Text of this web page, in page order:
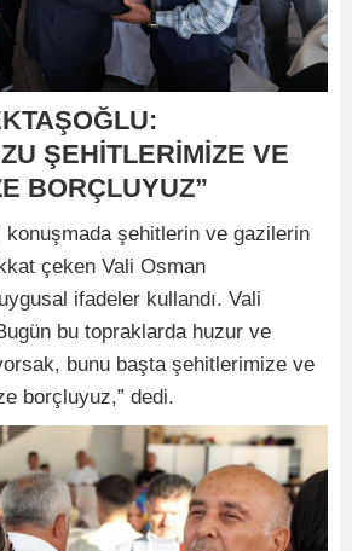
ŞEHİTLERİMİZE VE
BORÇLUYUZ”
konuşmada şehitlerin ve gazilerin
çeken Vali Osman
ifadeler kullandı. Vali
bu topraklarda huzur ve
bunu başta şehitlerimize ve
borçluyuz,” dedi.